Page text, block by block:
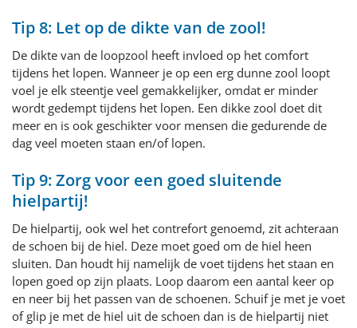
Tip 8: Let op de dikte van de zool!
De dikte van de loopzool heeft invloed op het comfort
tijdens het lopen. Wanneer je op een erg dunne zool loopt
voel je elk steentje veel gemakkelijker, omdat er minder
wordt gedempt tijdens het lopen. Een dikke zool doet dit
meer en is ook geschikter voor mensen die gedurende de
dag veel moeten staan en/of lopen.
Tip 9: Zorg voor een goed sluitende
hielpartij!
De hielpartij, ook wel het contrefort genoemd, zit achteraan
de schoen bij de hiel. Deze moet goed om de hiel heen
sluiten. Dan houdt hij namelijk de voet tijdens het staan en
lopen goed op zijn plaats. Loop daarom een aantal keer op
en neer bij het passen van de schoenen. Schuif je met je voet
of glip je met de hiel uit de schoen dan is de hielpartij niet